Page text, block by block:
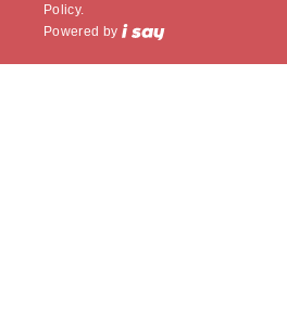
Policy.
Powered by